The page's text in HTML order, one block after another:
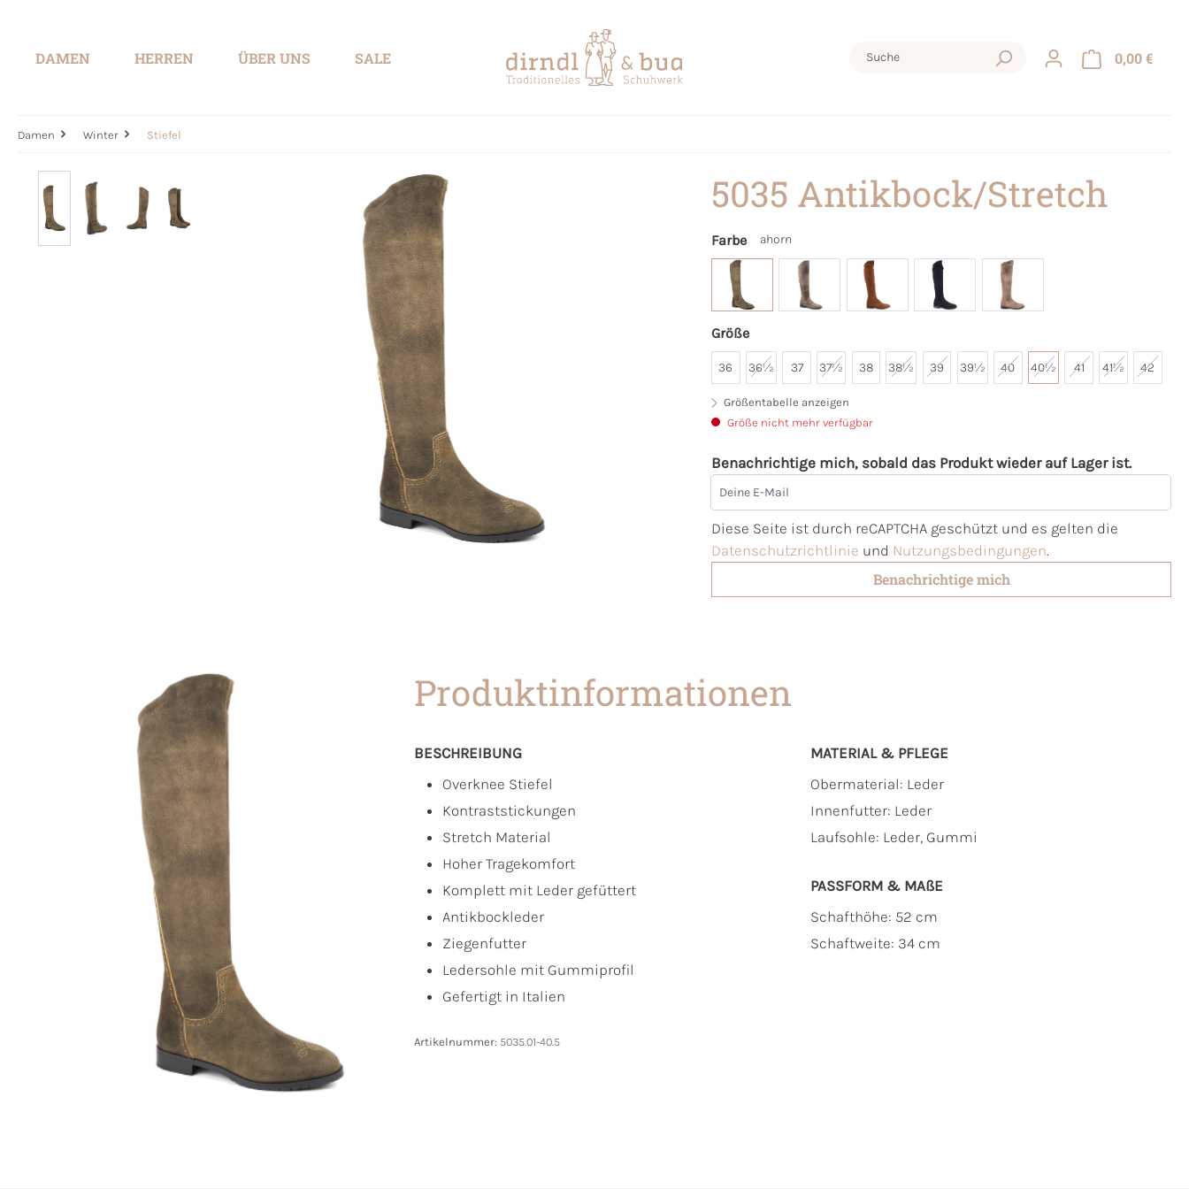
DAMEN HERREN ÜBER UNS SALE 0,00 €
Damen Winter Stiefel
Bildergalerie überspringen 5035 Antikbock/Stretch
Farbe ahorn
Größe
36 36½ 37 37½ 38 38½ 39 39½ 40 40½ 41 41½ 42
Größentabelle anzeigen
Größe nicht mehr verfügbar
Benachrichtige mich, sobald das Produkt wieder auf Lager ist.
Deine E-Mail
Diese Seite ist durch reCAPTCHA geschützt und es gelten die
Datenschutzrichtlinie und Nutzungsbedingungen.
Benachrichtige mich
Produktinformationen
BESCHREIBUNG
Overknee Stiefel
Kontraststickungen
Stretch Material
Hoher Tragekomfort
Komplett mit Leder gefüttert
Antikbockleder
Ziegenfutter
Ledersohle mit Gummiprofil
Gefertigt in Italien
MATERIAL & PFLEGE
Obermaterial: Leder
Innenfutter: Leder
Laufsohle: Leder, Gummi
PASSFORM & MAẞE
Schafthöhe: 52 cm
Schaftweite: 34 cm
Artikelnummer: 5035.01-40.5